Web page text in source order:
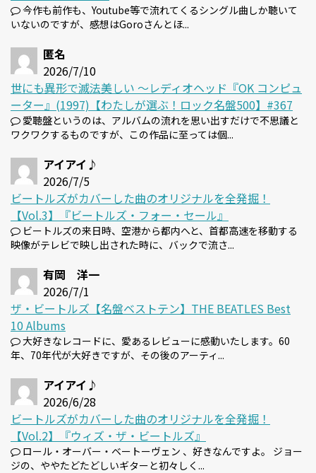
今作も前作も、Youtube等で流れてくるシングル曲しか聴いて
いないのですが、感想はGoroさんとほ...
匿名
2026/7/10
世にも異形で滅法美しい 〜レディオヘッド『OK コンピュ
ーター』(1997)【わたしが選ぶ！ロック名盤500】#367
愛聴盤というのは、アルバムの流れを思い出すだけで不思議と
ワクワクするものですが、この作品に至っては個...
アイアイ♪
2026/7/5
ビートルズがカバーした曲のオリジナルを全発掘！
【Vol.3】『ビートルズ・フォー・セール』
ビートルズの来日時、空港から都内へと、首都高速を移動する
映像がテレビで映し出された時に、バックで流さ...
有岡 洋一
2026/7/1
ザ・ビートルズ【名盤ベストテン】THE BEATLES Best
10 Albums
大好きなレコードに、愛あるレビューに感動いたします。60
年、70年代が大好きですが、その後のアーティ...
アイアイ♪
2026/6/28
ビートルズがカバーした曲のオリジナルを全発掘！
【Vol.2】『ウィズ・ザ・ビートルズ』
ロール・オーバー・ベートーヴェン 、好きなんですよ。 ジョー
ジの、ややたどたどしいギターと初々しく...